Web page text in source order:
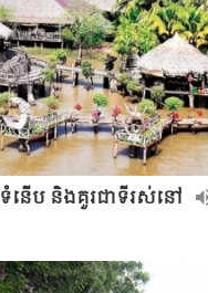
នើប និងគួរជាទីរស់នៅ